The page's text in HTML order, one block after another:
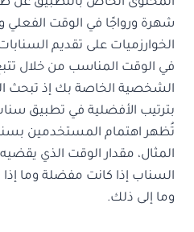
المحتوى الخاص بالتطبيق عن
شهرة ورواجًا في الوقت الفعلي
الخوارزميات على تقديم
في الوقت المناسب من خلال
الشخصية الخاصة بك إذ تبحث
بترتيب الأفضلية في تطبيق
تُظهر اهتمام المستخدمين
المثال، مقدار الوقت الذي
السناب إذا كانت مفضلة وما
وما إلى ذلك.